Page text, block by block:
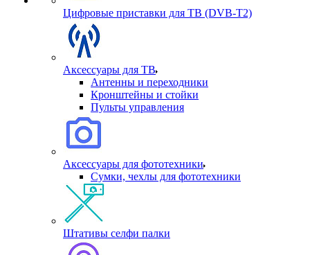
Цифровые приставки для ТВ (DVB-T2)
Аксессуары для ТВ
Антенны и переходники
Кронштейны и стойки
Пульты управления
Аксессуары для фототехники
Сумки, чехлы для фототехники
Штативы селфи палки